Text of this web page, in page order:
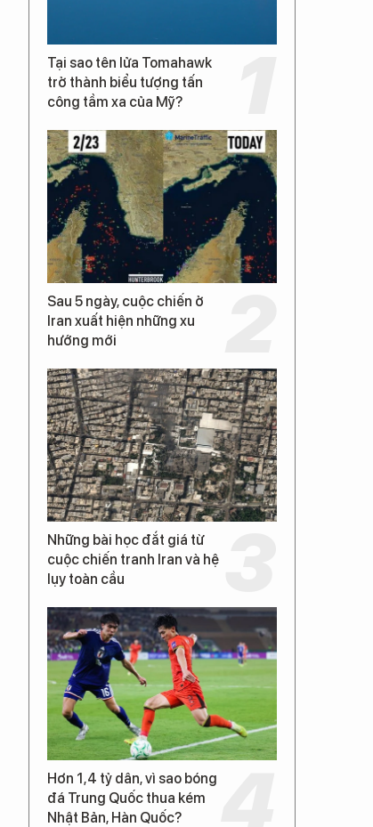
Tại sao tên lửa Tomahawk
trở thành biểu tượng tấn
công tầm xa của Mỹ?
Sau 5 ngày, cuộc chiến ở
Iran xuất hiện những xu
hướng mới
Những bài học đắt giá từ
cuộc chiến tranh Iran và hệ
lụy toàn cầu
Hơn 1,4 tỷ dân, vì sao bóng
đá Trung Quốc thua kém
Nhật Bản, Hàn Quốc?